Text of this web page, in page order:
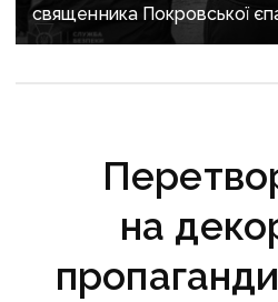
священника Покровської
років
на